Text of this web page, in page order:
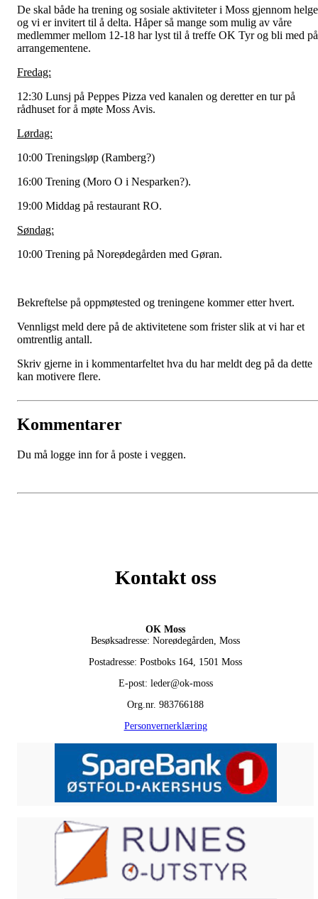
De skal både ha trening og sosiale aktiviteter i Moss gjennom
og vi er invitert til å delta. Håper så mange som mulig av våre
medlemmer mellom 12-18 har lyst til å treffe OK Tyr og bli med på
arrangementene.
Fredag:
12:30 Lunsj på Peppes Pizza ved kanalen og deretter en tur på
rådhuset for å møte Moss Avis.
Lørdag:
10:00 Treningsløp (Ramberg?)
16:00 Trening (Moro O i Nesparken?).
19:00 Middag på restaurant RO.
Søndag:
10:00 Trening på Noreødegården med Gøran.
Bekreftelse på oppmøtested og treningene kommer etter hvert.
Vennligst meld dere på de aktivitetene som frister slik at vi har et
omtrentlig antall.
Skriv gjerne in i kommentarfeltet hva du har meldt deg på da dette
kan motivere flere.
Kommentarer
Du må logge inn for å poste i veggen.
Kontakt oss
OK Moss
Besøksadresse: Noreødegården, Moss
Postadresse: Postboks 164, 1501 Moss
E-post: leder@ok-moss
Org.nr. 983766188
Personvernerklæring